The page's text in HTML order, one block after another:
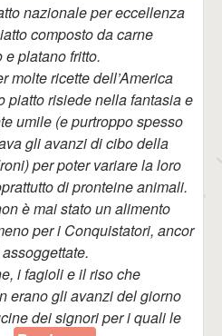
nazionale per eccellenza
composto da carne
platano fritto.
molte ricette dell’America
piatto risiede nella fantasia e
umile (e purtroppo spesso
gli avanzi di cibo della
per poter variare la loro
di pronteine animali.
è mai stato un alimento
per i Conquistatori, ancor
i fagioli e il riso che
erano gli avanzi del giorno
dei signori per i quali le